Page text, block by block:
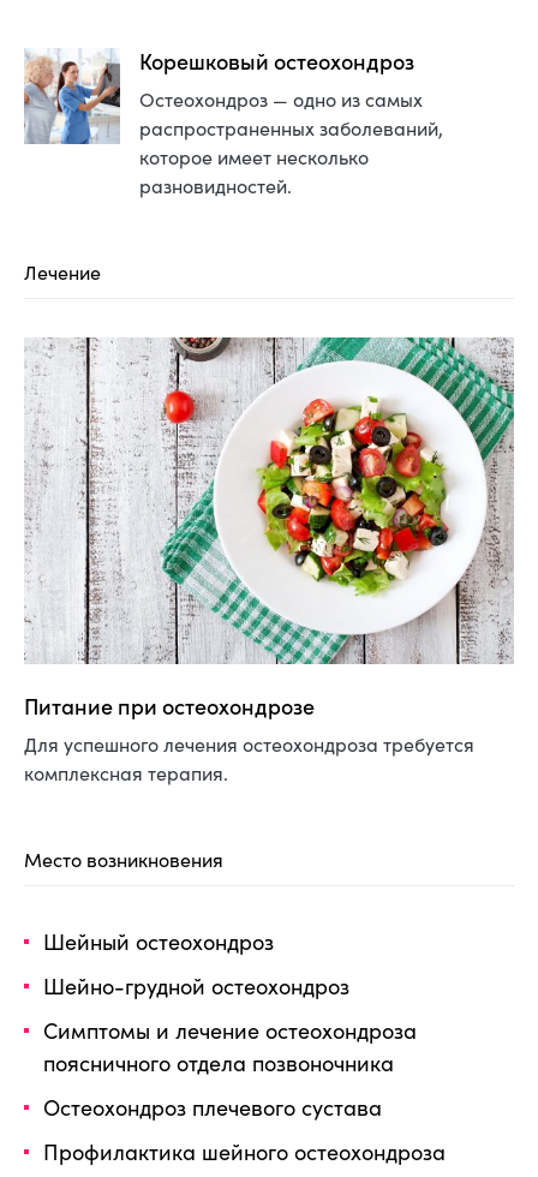
Корешковый остеохондроз
Остеохондроз — одно из самых
распространенных заболеваний,
которое имеет несколько
разновидностей.
Лечение
Питание при остеохондрозе
Для успешного лечения остеохондроза требуется
комплексная терапия.
Место возникновения
Шейный остеохондроз
Шейно-грудной остеохондроз
Симптомы и лечение остеохондроза
поясничного отдела позвоночника
Остеохондроз плечевого сустава
Профилактика шейного остеохондроза